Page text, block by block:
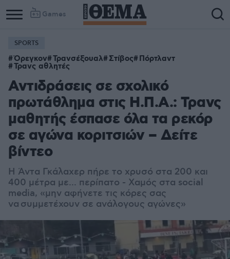
Games
SPORTS
Όρεγκον Τρανσέξουαλ Στίβος Πόρτλαντ
Τρανς αθλητές
Αντιδράσεις σε σχολικό
πρωτάθλημα στις Η.Π.Α.: Τρανς
μαθητής έσπασε όλα τα ρεκόρ
σε αγώνα κοριτσιών – Δείτε
βίντεο
Η Άντα Γκάλαχερ πήρε το χρυσό στα 200 και
400 μέτρα με... περίπατο - Χαμός στα social
media, «μην αφήνετε τις κόρες σας
να συμμετέχουν σε ανάλογους αγώνες»